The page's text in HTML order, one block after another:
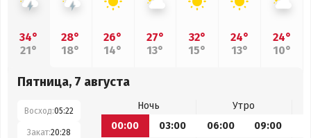
34°
21°
28°
18°
26°
14°
27°
13°
32°
15°
24°
13°
24°
10°
Пятница, 7 августа
Восход:05:22
Закат:20:28
Ночь
Утро
00:00
03:00 06:00 09:00